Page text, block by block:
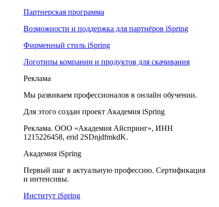
Партнерская программа
Возможности и поддержка для партнёров iSpring
Фирменный стиль iSpring
Логотипы компании и продуктов для скачивания
Реклама
Мы развиваем профессионалов в онлайн обучении.
Для этого создан проект Академия iSpring
Реклама. ООО «Академия Айспринг», ИНН
1215226458, erid 2SDnjdfmkdK.
Академия iSpring
Первый шаг в актуальную профессию. Сертификация
и интенсивы.
Институт iSpring